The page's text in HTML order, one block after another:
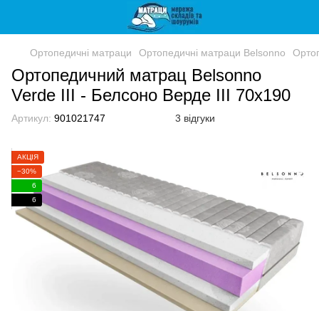
Ортопедичні матраци Ортопедичні матраци Belsonno
Ортопедичний матрац Belsonno
Verde III - Белсоно Верде III 70x190
Артикул: 901021747 3 відгуки
АКЦІЯ
−30%
6
6